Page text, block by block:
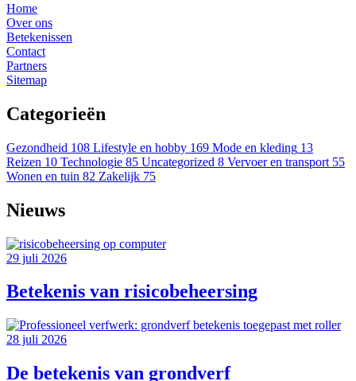
Home
Over ons
Betekenissen
Contact
Partners
Sitemap
Categorieën
Gezondheid 108 Lifestyle en hobby 169 Mode en kleding 13
Reizen 10 Technologie 85 Uncategorized 8 Vervoer en transport 55
Wonen en tuin 82 Zakelijk 75
Nieuws
29 juli 2026
Betekenis van risicobeheersing
28 juli 2026
De betekenis van grondverf